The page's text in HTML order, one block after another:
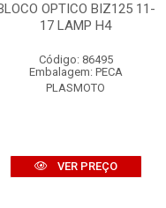
OPTICO BIZ125 11-
17 LAMP H4
Código: 86495
Embalagem: PECA
PLASMOTO
VER PREÇO